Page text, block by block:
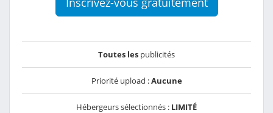
Toutes les publicités
Priorité upload :Aucune
Hébergeurs sélectionnés : LIMITÉ